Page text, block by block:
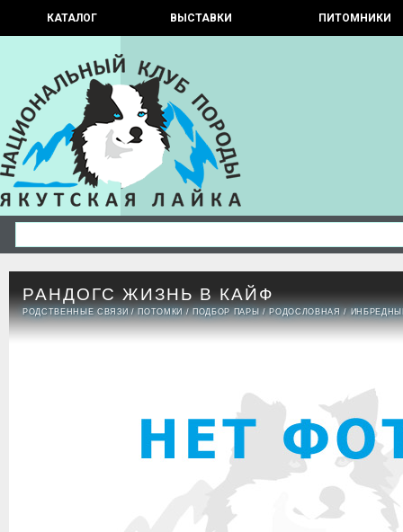
КАТАЛОГ ВЫСТАВКИ ПИТОМНИКИ
РАНДОГС ЖИЗНЬ В КАЙФ
РОДСТВЕННЫЕ СВЯЗИ /ПОТОМКИ /ПОДБОР ПАРЫ /РОДОСЛОВНАЯ /